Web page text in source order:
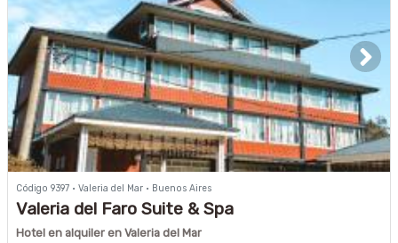
Código 9397 · Valeria del Mar · Buenos Aires
Valeria del Faro Suite & Spa
Hotel en alquiler en Valeria del Mar